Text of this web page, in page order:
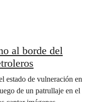
al borde del
estado de vulneración en
de un patrullaje en el